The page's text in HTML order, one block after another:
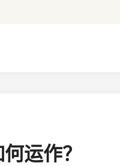
运作？